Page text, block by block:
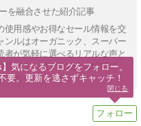
を融合させた紹介記事
使用感やお得なセール情報を交
ンルはオーガニック、スーパー
が気軽に選べるリアルな声と
定クーポンの紹介も特徴で、
サポートします。
】気になるブログをフォロー。
要。更新を逃さずキャッチ！
閉じる